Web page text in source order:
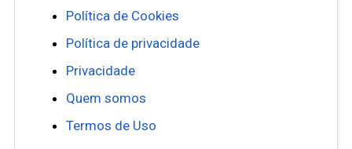
Política de Cookies
Política de privacidade
Privacidade
Quem somos
Termos de Uso